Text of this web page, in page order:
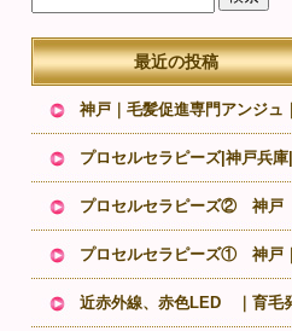
最近の投稿
神戸｜毛髪促進専門アンジュ｜